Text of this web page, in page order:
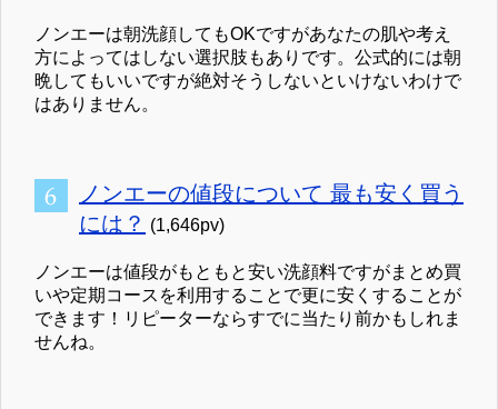
ノンエーは朝洗顔してもOKですがあなたの肌や考え
方によってはしない選択肢もありです。公式的には朝
晩してもいいですが絶対そうしないといけないわけで
はありません。
ノンエーの値段について 最も安く買う
には？ (1,646pv)
ノンエーは値段がもともと安い洗顔料ですがまとめ買
いや定期コースを利用することで更に安くすることが
できます！リピーターならすでに当たり前かもしれま
せんね。